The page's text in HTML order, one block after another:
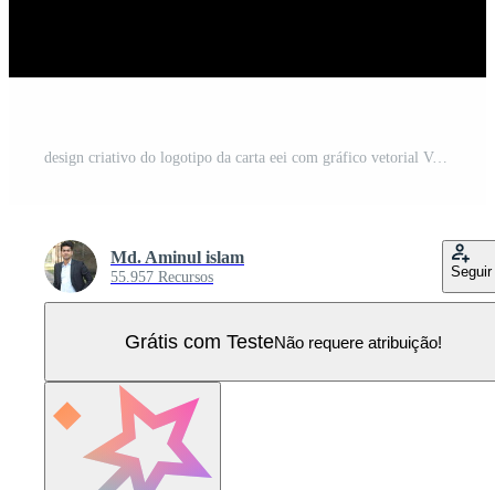
design criativo do logotipo da carta eei com gráfico vetorial Vetor Pro
Md. Aminul islam
55.957 Recursos Seguir
Grátis com TesteNão requere atribuição!